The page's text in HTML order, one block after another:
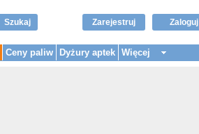
Szukaj Zaloguj
Zarejestruj
Ceny paliw Dyżury aptek Więcej